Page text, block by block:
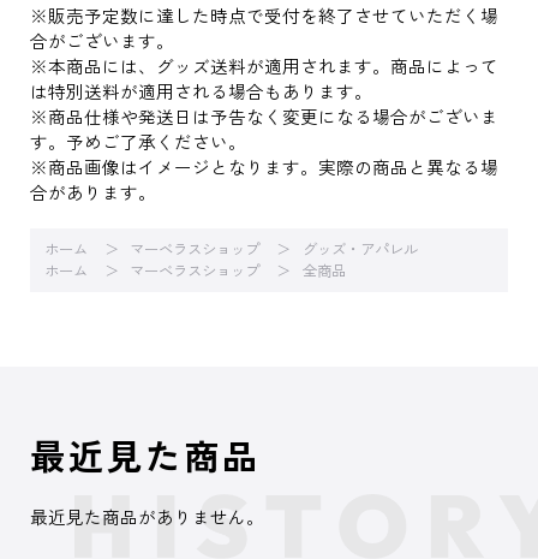
※販売予定数に達した時点で受付を終了させていただく場
合がございます。
※本商品には、グッズ送料が適用されます。商品によって
は特別送料が適用される場合もあります。
※商品仕様や発送日は予告なく変更になる場合がございま
す。予めご了承ください。
※商品画像はイメージとなります。実際の商品と異なる場
合があります。
ホーム マーベラスショップ
グッズ・アパレル
ホーム
マーベラスショップ 全商品
最近見た商品
最近見た商品がありません。